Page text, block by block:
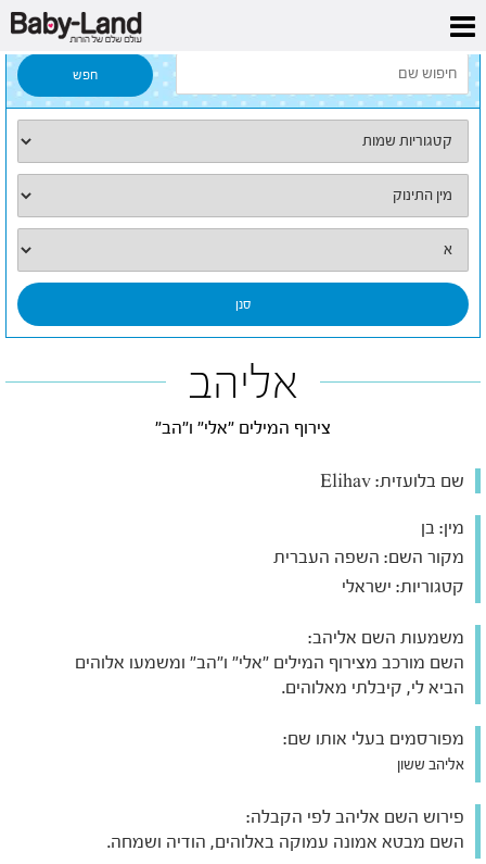
דף הבית
אליהב
צירוף המילים "אלי" ו"הב"
שם בלועזית:
מין: בן
מקור השם: השפה העברית
קטגוריות: ישראלי
משמעות השם אליהב:
השם מורכב מצירוף המילים "אלי" ו"הב" ומשמעו אלוהים
הביא לי, קיבלתי מאלוהים.
מפורסמים בעלי אותו שם:
אליהב ששון
פירוש השם אליהב לפי הקבלה:
השם מבטא אמונה עמוקה באלוהים, הודיה ושמחה.